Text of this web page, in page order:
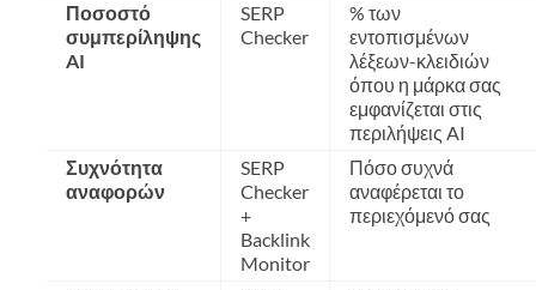
Ποσοστό
συμπερίληψης
AI
SERP
Checker
% των
εντοπισμένων
λέξεων-κλειδιών
όπου η μάρκα σας
εμφανίζεται στις
περιλήψεις AI
Συχνότητα
αναφορών
SERP
Checker
+
Backlink
Monitor
Πόσο συχνά
αναφέρεται το
περιεχόμενό σας